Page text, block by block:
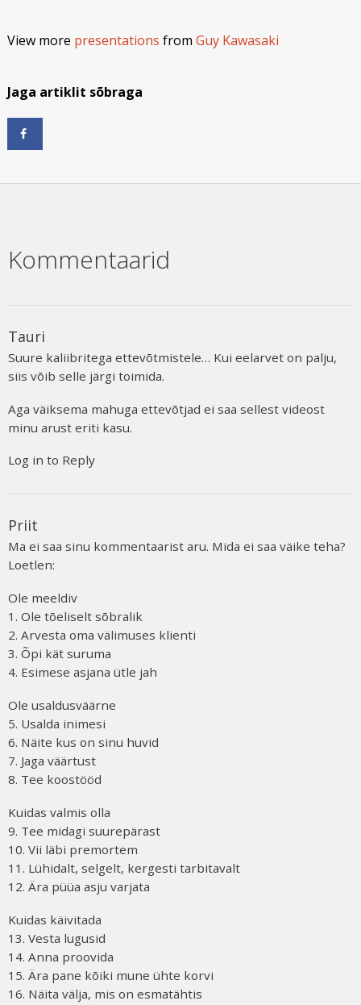
View more presentations from Guy Kawasaki
Jaga artiklit sõbraga
Kommentaarid
Tauri
Suure kaliibritega ettevõtmistele… Kui eelarvet on palju,
siis võib selle järgi toimida.
Aga väiksema mahuga ettevõtjad ei saa sellest videost
minu arust eriti kasu.
Log in to Reply
Priit
Ma ei saa sinu kommentaarist aru. Mida ei saa väike teha?
Loetlen:
Ole meeldiv
1. Ole tõeliselt sõbralik
2. Arvesta oma välimuses klienti
3. Õpi kät suruma
4. Esimese asjana ütle jah
Ole usaldusväärne
5. Usalda inimesi
6. Näite kus on sinu huvid
7. Jaga väärtust
8. Tee koostööd
Kuidas valmis olla
9. Tee midagi suurepärast
10. Vii läbi premortem
11. Lühidalt, selgelt, kergesti tarbitavalt
12. Ära püüa asju varjata
Kuidas käivitada
13. Vesta lugusid
14. Anna proovida
15. Ära pane kõiki mune ühte korvi
16. Näita välja, mis on esmatähtis